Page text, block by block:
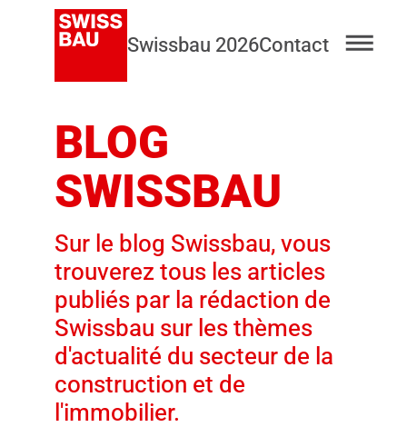
Swissbau 2026Contact
BLOG
SWISSBAU
Sur le blog Swissbau, vous
trouverez tous les articles
publiés par la rédaction de
Swissbau sur les thèmes
d'actualité du secteur de la
construction et de
l'immobilier.